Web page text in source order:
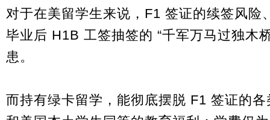
对于在美留学生来说，F1 签证的续签风险
毕业后 H1B 工签抽签的 “千军万马过独木
患。
而持有绿卡留学，能彻底摆脱 F1 签证的